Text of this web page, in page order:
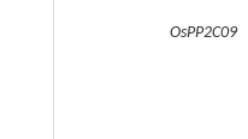
OsPP2C09